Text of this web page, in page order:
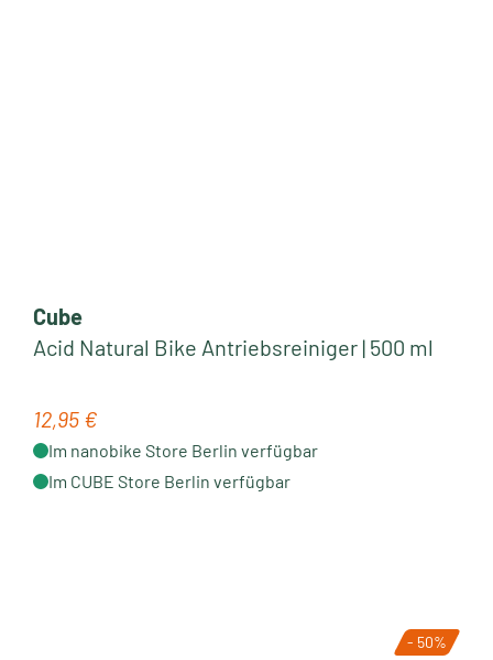
Cube
Acid Natural Bike Antriebsreiniger | 500 ml
Regulärer Preis:
12,95 €
Im nanobike Store Berlin verfügbar
Im CUBE Store Berlin verfügbar
- 50%